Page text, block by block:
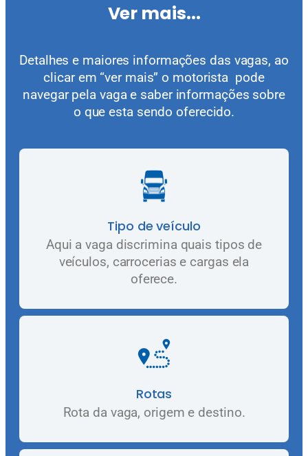
Ver mais...
Detalhes e maiores informações das vagas, ao
clicar em “ver mais” o motorista pode
navegar pela vaga e saber informações sobre
o que esta sendo oferecido.
Tipo de veículo
Aqui a vaga discrimina quais tipos de
veículos, carrocerias e cargas ela
oferece.
Rotas
Rota da vaga, origem e destino.